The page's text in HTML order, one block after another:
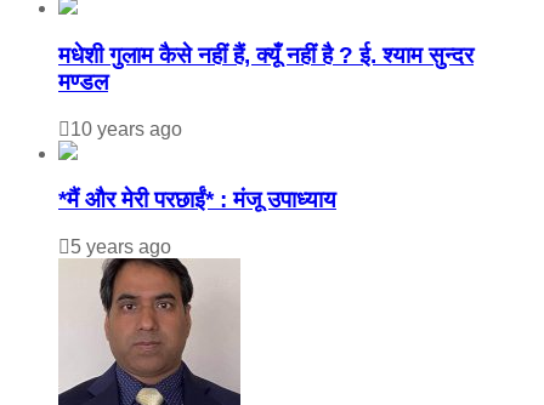
मधेशी गुलाम कैसे नहीं हैं, क्यूँ नहीं है ? ई. श्याम सुन्दर
मण्डल
10 years ago
*मैं और मेरी परछाईं* : मंजू उपाध्याय
5 years ago